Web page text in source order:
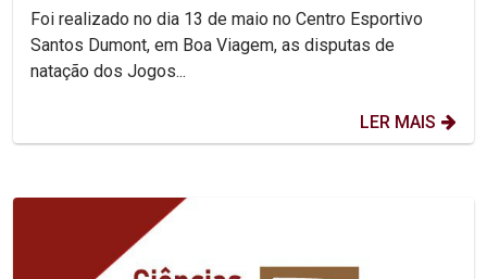
Foi realizado no dia 13 de maio no Centro Esportivo
Santos Dumont, em Boa Viagem, as disputas de
natação dos Jogos...
LER MAIS